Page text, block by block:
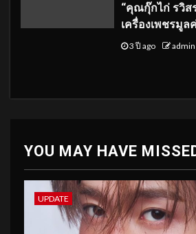
“คุณกุ๊กไก่ รวิส
เครื่องเพชรมู
3 ปี ago admin
YOU MAY HAVE
UPDATE